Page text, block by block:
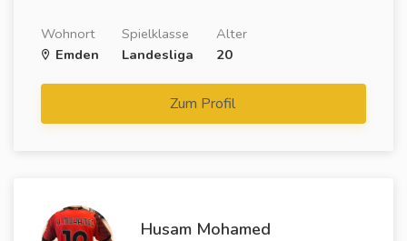
Wohnort
Emden
Spielklasse
Landesliga
Alter
20
Zum Profil
Husam Mohamed